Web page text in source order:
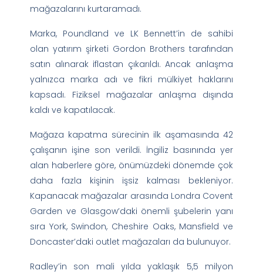
mağazalarını kurtaramadı.
Marka, Poundland ve LK Bennett’in de sahibi
olan yatırım şirketi Gordon Brothers tarafından
satın alınarak iflastan çıkarıldı. Ancak anlaşma
yalnızca marka adı ve fikri mülkiyet haklarını
kapsadı. Fiziksel mağazalar anlaşma dışında
kaldı ve kapatılacak.
Mağaza kapatma sürecinin ilk aşamasında 42
çalışanın işine son verildi. İngiliz basınında yer
alan haberlere göre, önümüzdeki dönemde çok
daha fazla kişinin işsiz kalması bekleniyor.
Kapanacak mağazalar arasında Londra Covent
Garden ve Glasgow’daki önemli şubelerin yanı
sıra York, Swindon, Cheshire Oaks, Mansfield ve
Doncaster’daki outlet mağazaları da bulunuyor.
Radley’in son mali yılda yaklaşık 5,5 milyon